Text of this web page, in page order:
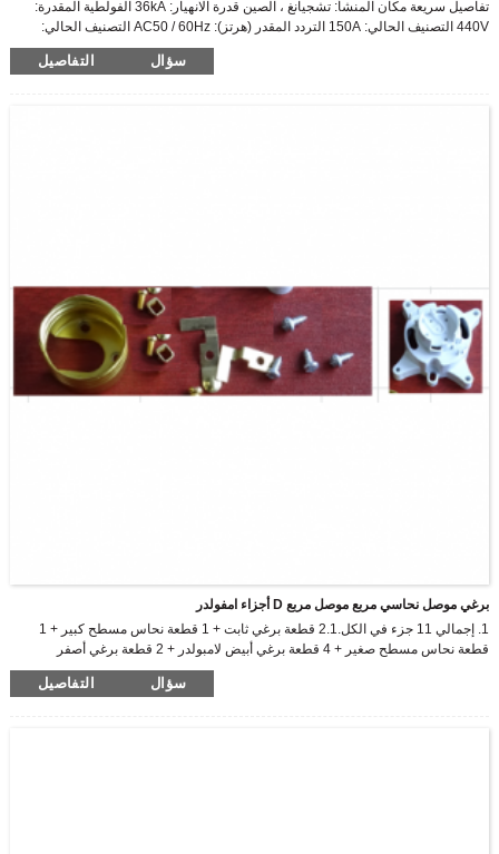
تفاصيل سريعة مكان المنشأ: تشجيانغ ، الصين قدرة الانهيار: 36kA الفولطية المقدرة:
440V التصنيف الحالي: 150A التردد المقدر (هرتز): AC50 / 60Hz التصنيف الحالي:
150A Ui: 690V Uimp: 6kV الشهادة: ISO9001 ، CCC ، نوع الإصدار CE: التثبيت
الحراري المغناطيسي: التحكم الثابت: إصدار الإغلاق اليدوي: 24V ، 220V ، 380V اسم
63 اسم المنتج منزل يحل محل السلامة 1P 2P 4P DC mcb قاطع الدائرة الكهربائية ...
سؤال التفاصيل
برغي موصل نحاسي مربع موصل مربع D أجزاء امفولدر
1. إجمالي 11 جزء في الكل.2.1 قطعة برغي ثابت + 1 قطعة نحاس مسطح كبير + 1
قطعة نحاس مسطح صغير + 4 قطعة برغي أبيض لامبولدر + 2 قطعة برغي أصفر
سؤال التفاصيل